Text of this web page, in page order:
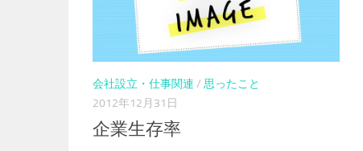
会社設立・仕事関連 / 思ったこと
2012年12月31日
企業生存率